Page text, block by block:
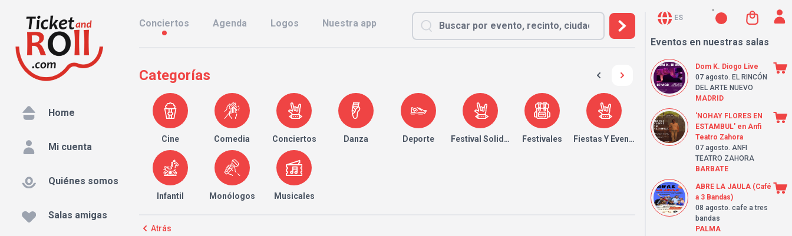
Home
Mi cuenta
Quiénes somos
Salas amigas
Conciertos Agenda Logos Nuestra app
Categorías
Cine Comedia Conciertos Danza Deporte Festival Solidario Festivales Fiestas Y Eventos
Infantil Monólogos Musicales
Atrás
ES
Eventos en nuestras salas
Dom K. Diogo Live
07 agosto. EL RINCÓN
DEL ARTE NUEVO
MADRID
'NOHAY FLORES EN
ESTAMBUL' en Anfi
Teatro Zahora
07 agosto. ANFI
TEATRO ZAHORA
BARBATE
ABRE LA JAULA (Café
a 3 Bandas)
08 agosto. cafe a tres
bandas
PALMA